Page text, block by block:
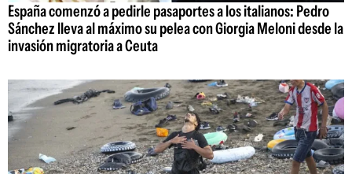
España comenzó a pedirle pasaportes a los italianos: Pedro
Sánchez lleva al máximo su pelea con Giorgia Meloni desde la
invasión migratoria a Ceuta